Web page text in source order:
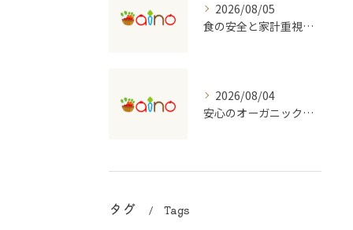
2026/08/05
食の安全と家計重視の有機野菜宅配を大阪府で始めるコツ
2026/08/04
安心のオーガニック食品を支える宅配のしくみ
タグ Tags